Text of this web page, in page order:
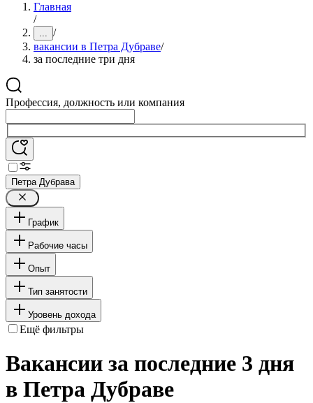
Главная
/
... /
вакансии в Петра Дубраве/
за последние три дня
Профессия, должность или компания
Петра Дубрава
График
Рабочие часы
Опыт
Тип занятости
Уровень дохода
Ещё фильтры
Вакансии за последние 3 дня
в Петра Дубраве